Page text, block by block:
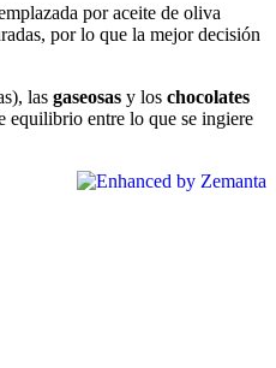
por aceite de oliva
por lo que la mejor decisión
las gaseosas y los chocolates
equilibrio entre lo que se ingiere